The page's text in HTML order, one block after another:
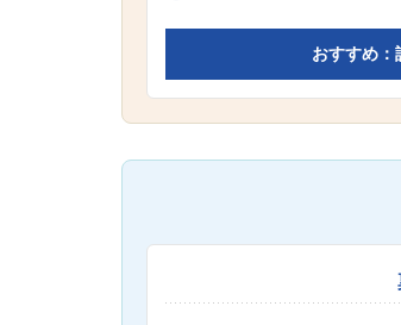
おすすめ：